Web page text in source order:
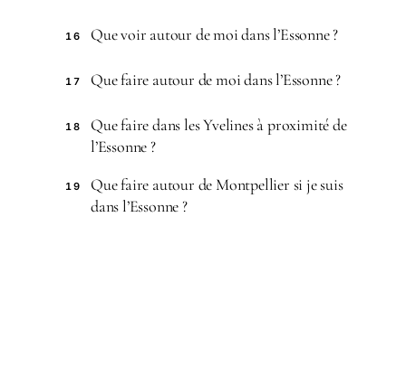
16 Que voir autour de moi dans l’Essonne ?
17 Que faire autour de moi dans l’Essonne ?
18
Que faire dans les Yvelines à proximité de
l’Essonne ?
19
Que faire autour de Montpellier si je suis
dans l’Essonne ?